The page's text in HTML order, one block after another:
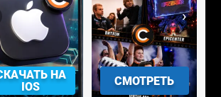
СМОТРЕТЬ УЧАСТВОВАТЬ
›